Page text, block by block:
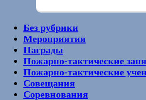
Без рубрики
Мероприятия
Награды
Пожарно-тактические
Пожарно-тактические
Совещания
Соревнования